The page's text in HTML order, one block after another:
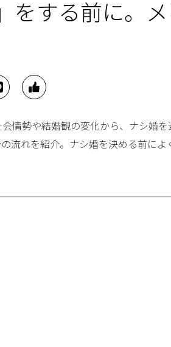
をする前に。メ
情勢や結婚観の変化から、ナシ婚を
流れを紹介。ナシ婚を決める前によ